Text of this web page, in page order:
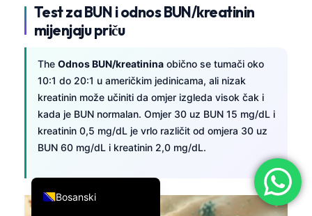
Test za BUN i odnos BUN/kreatinin
mijenjaju priču
The Odnos BUN/kreatinina obično se tumači oko
10:1 do 20:1 u američkim jedinicama, ali nizak
kreatinin može učiniti da omjer izgleda visok čak i
kada je BUN normalan. Omjer 30 uz BUN 15 mg/dL i
kreatinin 0,5 mg/dL je vrlo različit od omjera 30 uz
BUN 60 mg/dL i kreatinin 2,0 mg/dL.
Bosanski
Deutsch
العربية
Français
עִבְרִית
Italiano
Español
Português